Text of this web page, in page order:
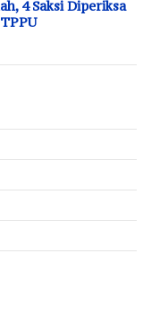
4 Saksi Diperiksa